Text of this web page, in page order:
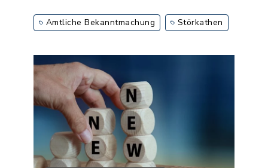
Amtliche Bekanntmachung Störkathen